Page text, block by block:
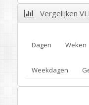
Vergelijken
Dagen
Weken
Weekdagen